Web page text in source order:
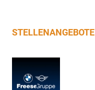
STELLENANGEBOTE